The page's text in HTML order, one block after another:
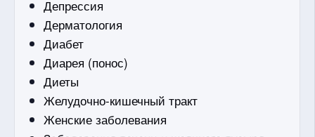
Депрессия
Дерматология
Диабет
Диарея (понос)
Диеты
Желудочно-кишечный тракт
Женские заболевания